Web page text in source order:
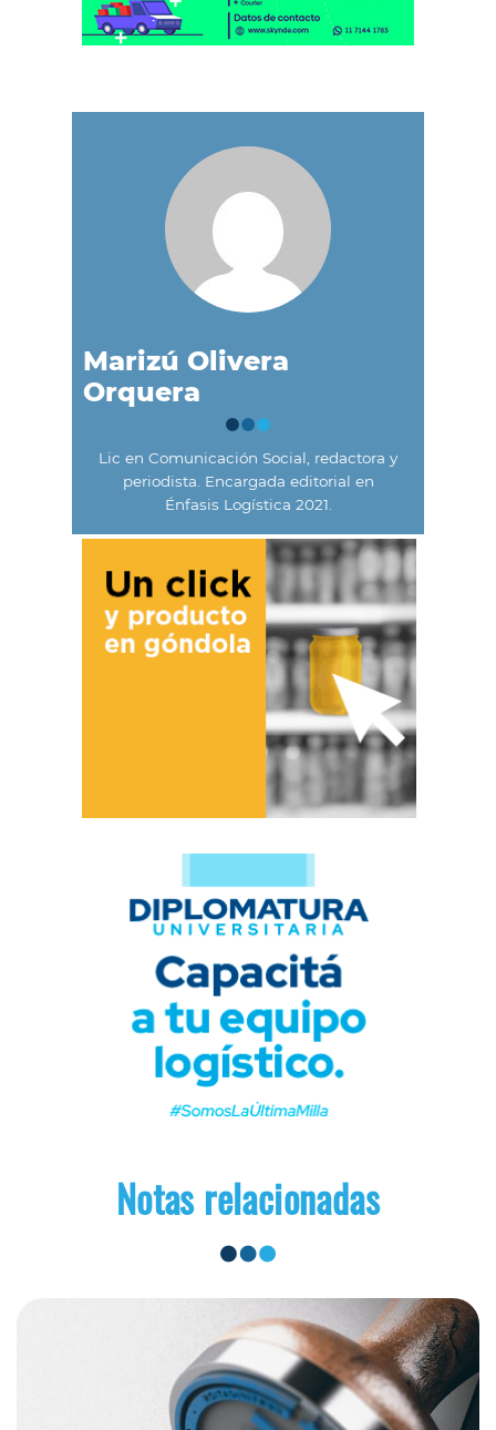
Marizú Olivera
Orquera
Lic en Comunicación Social, redactora y
periodista. Encargada editorial en
Énfasis Logística 2021.
Notas relacionadas